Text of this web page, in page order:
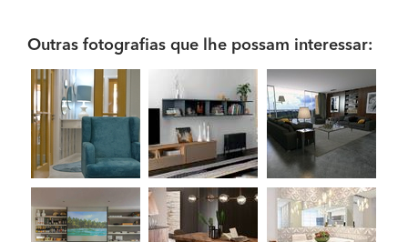
Outras fotografias que lhe possam interessar: